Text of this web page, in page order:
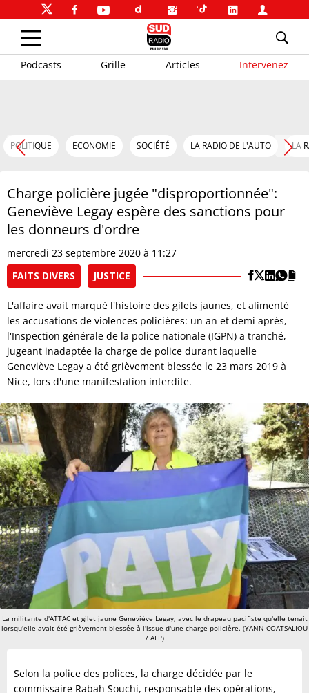
Podcasts Grille Articles Intervenez
POLITIQUE ECONOMIE SOCIÉTÉ LA RADIO DE L'AUTO LA
Charge policière jugée "disproportionnée":
Geneviève Legay espère des sanctions pour
les donneurs d'ordre
mercredi 23 septembre 2020 à 11:27
FAITS DIVERS
JUSTICE
L'affaire avait marqué l'histoire des gilets jaunes, et alimenté
les accusations de violences policières: un an et demi après,
l'Inspection générale de la police nationale (IGPN) a tranché,
jugeant inadaptée la charge de police durant laquelle
Geneviève Legay a été grièvement blessée le 23 mars 2019 à
Nice, lors d'une manifestation interdite.
La militante d'ATTAC et gilet jaune Geneviève Legay, avec le drapeau pacifiste qu'elle tenait
lorsqu'elle avait été grièvement blessée à l'issue d'une charge policière. (YANN COATSALIOU
/ AFP)
Selon la police des polices, la charge décidée par le
commissaire Rabah Souchi, responsable des opérations,